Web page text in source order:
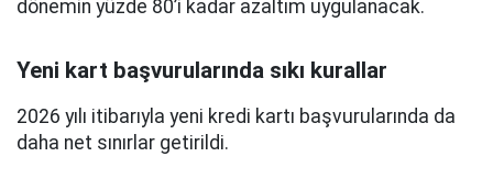
dönemin yüzde 80’i kadar azaltım uygulanacak.
Yeni kart başvurularında sıkı kurallar
2026 yılı itibarıyla yeni kredi kartı başvurularında da
daha net sınırlar getirildi.